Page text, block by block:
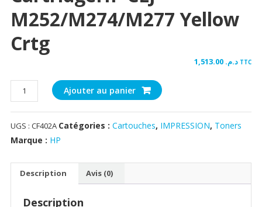
M252/M274/M277 Yellow
Crtg
د.م. TTC
quantité
de
HP
201A
Yellow
LaserJet
Ajouter au panier
UGS : CF402A Catégories : Cartouches, IMPRESSION, Toners
Marque : HP
Description Avis (0)
Description